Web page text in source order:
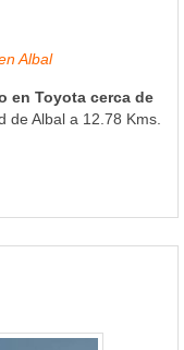
Albal
en Toyota cerca de
de Albal a 12.78 Kms.